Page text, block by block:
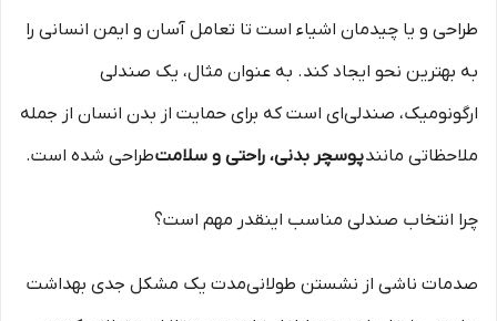
طراحی و یا چیدمان اشیاء است تا تعامل آسان و ایمن انسانی را
به بهترین نحو ایجاد کند. به عنوان مثال، یک صندلی
ارگونومیک، صندلی‌ای است که برای حمایت از بدن انسان از جمله
ملاحظاتی مانندپوسچر بدنی، راحتی و سلامتطراحی شده است.
چرا انتخاب صندلی مناسب اینقدر مهم است؟
صدمات ناشی از نشستن طولانی‌مدت یک مشکل جدی بهداشت